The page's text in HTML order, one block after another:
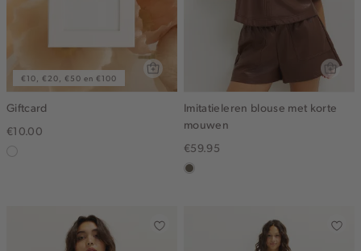
€10, €20, €50 en €100
Giftcard
€10.00
Imitatieleren blouse met korte
mouwen
€59.95
middenbruin